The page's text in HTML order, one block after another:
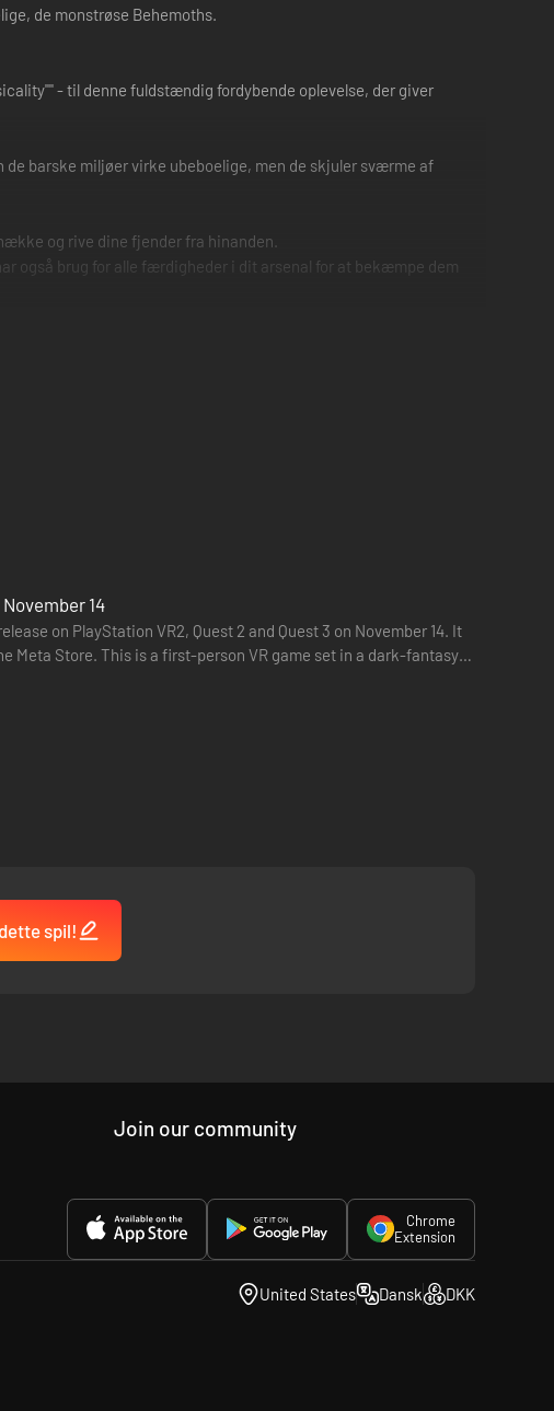
de monstrøse Behemoths.
- til denne fuldstændig fordybende oplevelse, der giver
barske miljøer virke ubeboelige, men de skjuler sværme af
og rive dine fjender fra hinanden.
også brug for alle færdigheder i dit arsenal for at bekæmpe dem
14
on PlayStation VR2, Quest 2 and Quest 3 on November 14. It
Meta Store. This is a first-person VR game set in a dark-fantasy
spil!
Join our community
Chrome
Extension
United States Dansk DKK